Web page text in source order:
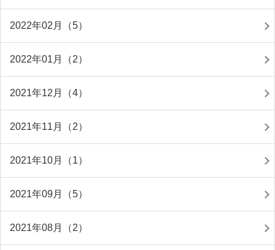
2022年02月（5）
2022年01月（2）
2021年12月（4）
2021年11月（2）
2021年10月（1）
2021年09月（5）
2021年08月（2）